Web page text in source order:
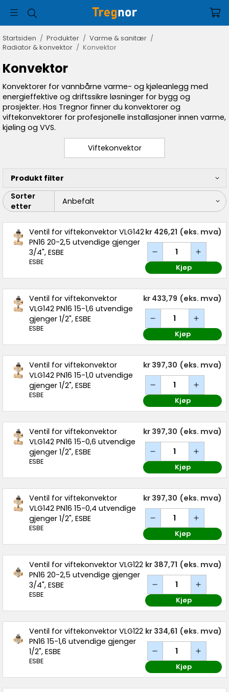
Startsiden / Produkter / Varme & sanitær /
Radiator & konvektor / Konvektor
Konvektor
Konvektorer for vannbårne varme- og kjøleanlegg med
energieffektive og driftssikre løsninger for bygg og
prosjekter. Hos Tregnor finner du konvektorer og
viftekonvektorer for profesjonelle installasjoner innen varme,
kjøling og VVS.
Viftekonvektor
Produkt filter
Sorter
etter
Ventil for viftekonvektor VLG142
PN16 20-2,5 utvendige gjenger
3/4", ESBE
ESBE
kr 426,21 (eks. mva)
Kjøp
Ventil for viftekonvektor
VLG142 PN16 15-1,6 utvendige
gjenger 1/2", ESBE
ESBE
kr 433,79 (eks. mva)
Kjøp
Ventil for viftekonvektor
VLG142 PN16 15-1,0 utvendige
gjenger 1/2", ESBE
ESBE
kr 397,30 (eks. mva)
Kjøp
Ventil for viftekonvektor
VLG142 PN16 15-0,6 utvendige
gjenger 1/2", ESBE
ESBE
kr 397,30 (eks. mva)
Kjøp
Ventil for viftekonvektor
VLG142 PN16 15-0,4 utvendige
gjenger 1/2", ESBE
ESBE
kr 397,30 (eks. mva)
Kjøp
Ventil for viftekonvektor VLG122
PN16 20-2,5 utvendige gjenger
3/4", ESBE
ESBE
kr 387,71 (eks. mva)
Kjøp
Ventil for viftekonvektor VLG122
PN16 15-1,6 utvendige gjenger
1/2", ESBE
ESBE
kr 334,61 (eks. mva)
Kjøp